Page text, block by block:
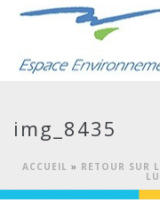
img_8435
ACCUEIL » RETOUR SUR